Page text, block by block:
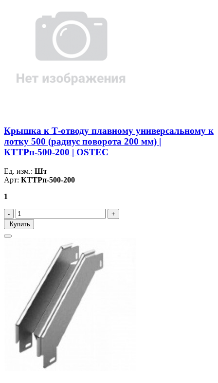
Крышка к Т-отводу плавному универсальному к
лотку 500 (радиус поворота 200 мм) |
КТТРп-500-200 | OSTEC
Ед. изм.: Шт
Арт: КТТРп-500-200
1
Купить